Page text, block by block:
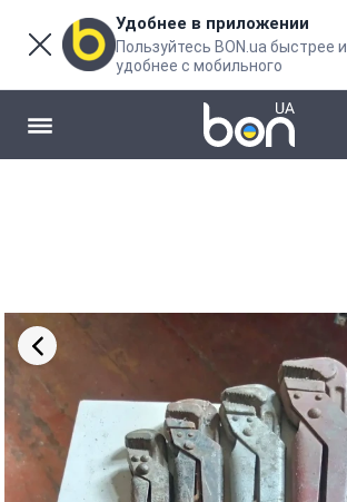
Удобнее в приложении
Пользуйтесь BON.ua быстрее и
удобнее с мобильного